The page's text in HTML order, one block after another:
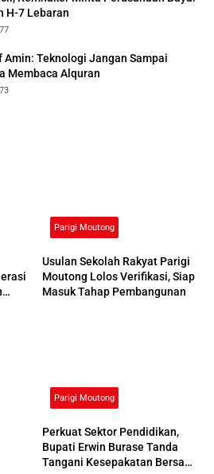
H-7 Lebaran
77
Amin: Teknologi Jangan Sampai
Membaca Alquran
73
Parigi Moutong
Usulan Sekolah Rakyat Parigi
Moutong Lolos Verifikasi, Siap
Masuk Tahap Pembangunan
Parigi Moutong
Perkuat Sektor Pendidikan,
Bupati Erwin Burase Tanda
Tangani Kesepakatan Bersama